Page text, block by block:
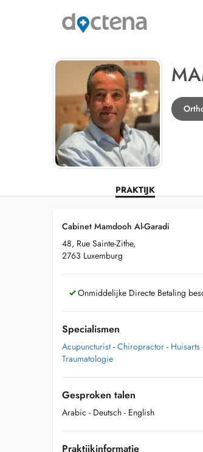
PRAKTIJK
Cabinet Mamdooh Al-Garadi
48, Rue Sainte-Zithe,
2763 Luxemburg
Onmiddelijke Directe Betaling
Specialismen
Acupuncturist - Chiropractor - Huisarts
Traumatologie
Gesproken talen
Arabic - Deutsch - English
Praktijkinformatie